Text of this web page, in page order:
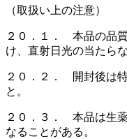
（取扱い上の注意）
２０．１． 本品の品
け、直射日光の当たら
２０．２． 開封後は
と。
２０．３． 本品は生
なることがある。